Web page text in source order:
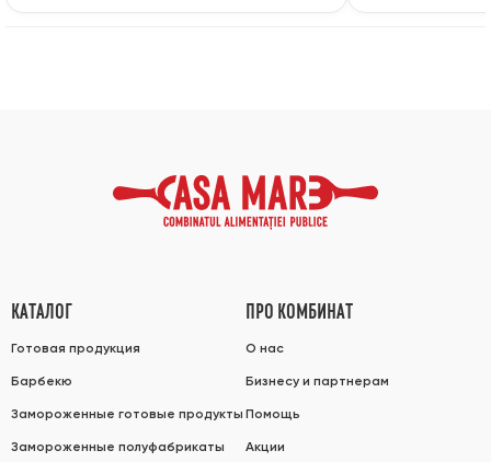
КАТАЛОГ
Готовая продукция
Барбекю
Замороженные готовые продукты
Замороженные полуфабрикаты
ПРО КОМБИНАТ
О нас
Бизнесу и партнерам
Помощь
Акции